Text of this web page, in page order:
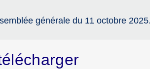
générale du 11 octobre 2025.